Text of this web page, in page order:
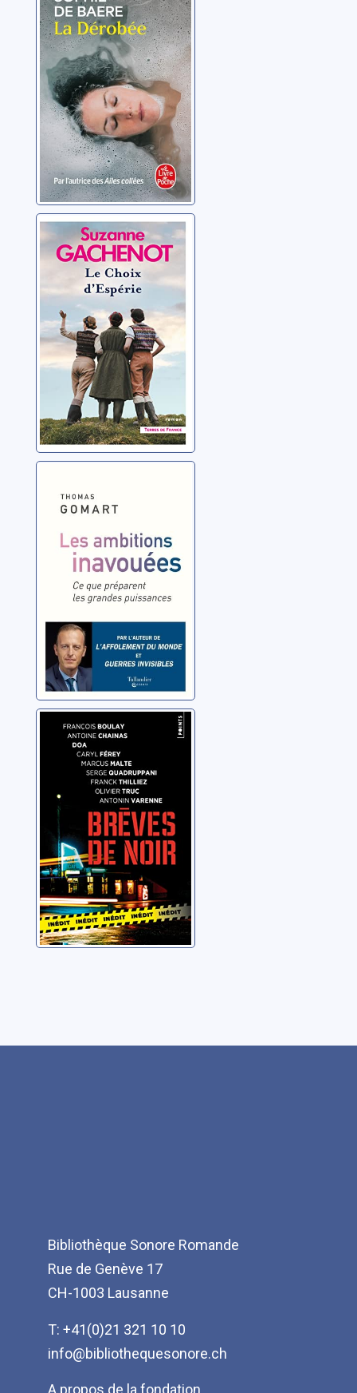
Baere, Sophie de
Les soeurs
Loubersac 02: Le
choix d'Espérie
Gachenot, Suzanne
inavouées: ce
les grandes
puissances
Gomart, Thomas
Brèves de noir
Collectif
Bibliothèque Sonore Romande
Rue de Genève 17
CH-1003 Lausanne
T: +41(0)21 321 10 10
info@bibliothequesonore.ch
Menu
A propos de la fondation